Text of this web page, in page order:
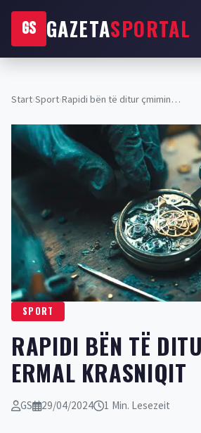
GS GAZETASPORTAL
Start›Sport›​Rapidi bën të ditur çmimin…
SPORT
​RAPIDI BËN TË
ERMAL KRASNIQIT
GS 29/04/2024 1 Min. Lesezeit